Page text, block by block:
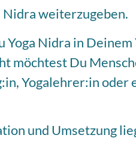
Nidra weiterzugeben.
Nidra in
möchtest Du
Yogalehrer:in
und Umsetzung